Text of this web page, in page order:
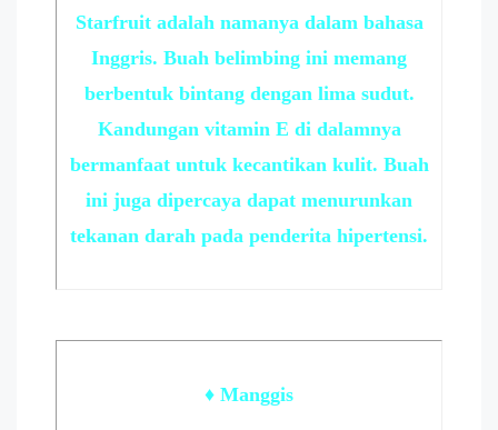
Starfruit adalah namanya dalam bahasa
Inggris. Buah belimbing ini memang
berbentuk bintang dengan lima sudut.
Kandungan vitamin E di dalamnya
bermanfaat untuk kecantikan kulit. Buah
ini juga dipercaya dapat menurunkan
tekanan darah pada penderita hipertensi.
♦ Manggis